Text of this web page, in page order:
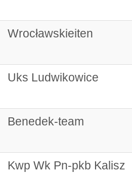
Wrocławskieiten
Uks Ludwikowice
Benedek-team
Kwp Wk Pn-pkb Kalisz